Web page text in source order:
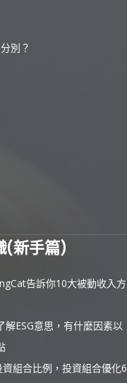
別？
(新手篇)
告訴你10大被動收入方
解ESG意思，有什麼因素以
組合比例，投資組合優化6